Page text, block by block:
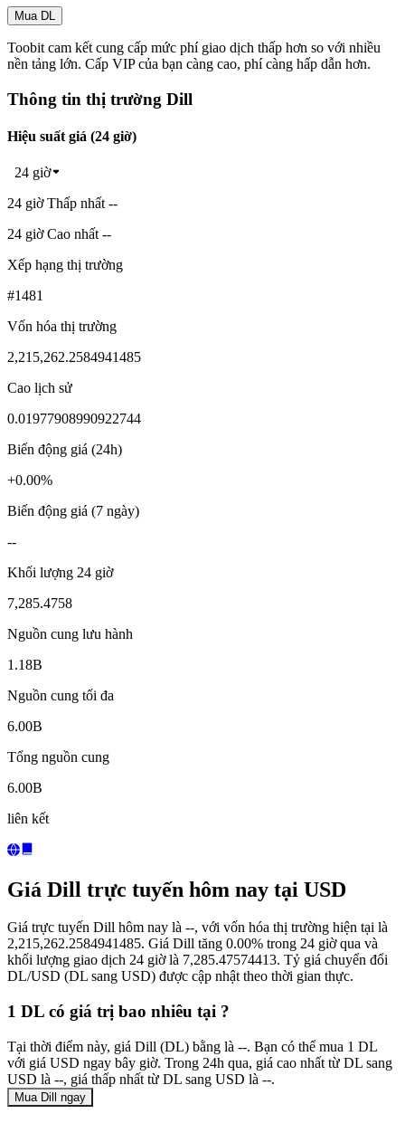
Mua DL
Toobit cam kết cung cấp mức phí giao dịch thấp hơn so với nhiều
nền tảng lớn. Cấp VIP của bạn càng cao, phí càng hấp dẫn hơn.
Thông tin thị trường Dill
Hiệu suất giá (24 giờ)
24 giờ
24 giờ Thấp nhất --
24 giờ Cao nhất --
Xếp hạng thị trường
#1481
Vốn hóa thị trường
2,215,262.2584941485
Cao lịch sử
0.01977908990922744
Biến động giá (24h)
+0.00%
Biến động giá (7 ngày)
--
Khối lượng 24 giờ
7,285.4758
Nguồn cung lưu hành
1.18B
Nguồn cung tối đa
6.00B
Tổng nguồn cung
6.00B
liên kết
Giá Dill trực tuyến hôm nay tại USD
Giá trực tuyến Dill hôm nay là --, với vốn hóa thị trường hiện tại là
2,215,262.2584941485. Giá Dill tăng 0.00% trong 24 giờ qua và
khối lượng giao dịch 24 giờ là 7,285.47574413. Tỷ giá chuyển đổi
DL/USD (DL sang USD) được cập nhật theo thời gian thực.
1 DL có giá trị bao nhiêu tại ?
Tại thời điểm này, giá Dill (DL) bằng là --. Bạn có thể mua 1 DL
với giá USD ngay bây giờ. Trong 24h qua, giá cao nhất từ DL sang
USD là --, giá thấp nhất từ DL sang USD là --.
Mua Dill ngay